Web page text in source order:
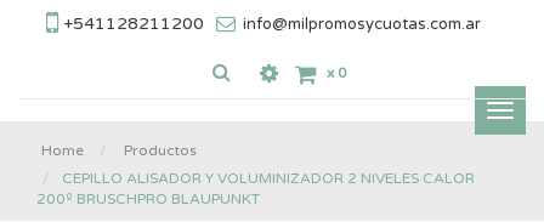
+541128211200 info@milpromosycuotas.com.ar
x 0
Home
Productos
CEPILLO ALISADOR Y VOLUMINIZADOR 2 NIVELES CALOR
200º BRUSCHPRO BLAUPUNKT